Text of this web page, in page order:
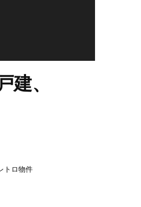
、
トロ物件